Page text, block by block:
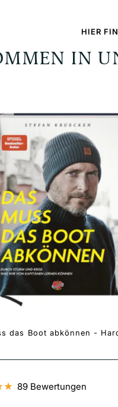
HIER
IN
das Boot abkönnen -
89 Bewertungen